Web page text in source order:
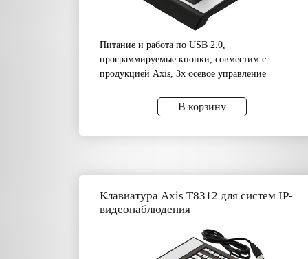
Питание и работа по USB 2.0,
программируемые кнопки, совместим с
продукцией Axis, 3х осевое управление
В корзину
Клавиатура Axis T8312 для систем IP-
видеонаблюдения